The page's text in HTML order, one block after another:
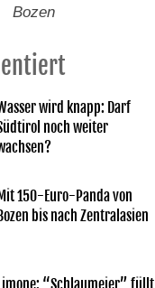
Bozen
wird knapp: Darf
noch weiter
150-Euro-Panda von
Bozen bis nach Zentralasien